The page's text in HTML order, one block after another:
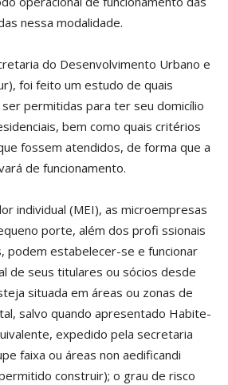
nessa modalidade.
do Desenvolvimento Urbano e
foi feito um estudo de quais
permitidas para ter seu domicílio
bem como quais critérios
fossem atendidos, de forma que a
de funcionamento.
individual (MEI), as microempresas
porte, além dos profi ssionais
podem estabelecer-se e funcionar
de seus titulares ou sócios desde
situada em áreas ou zonas de
salvo quando apresentado Habite-
expedido pela secretaria
faixa ou áreas non aedificandi
construir); o grau de risco